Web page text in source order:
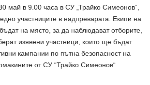
май в 9.00 часа в СУ „Трайко Симеонов“,
участниците в надпреварата. Екипи на
на място, за да наблюдават отборите,
изявени участници, които ще бъдат
кампании по пътна безопасност на
от СУ “Трайко Симеонов“.